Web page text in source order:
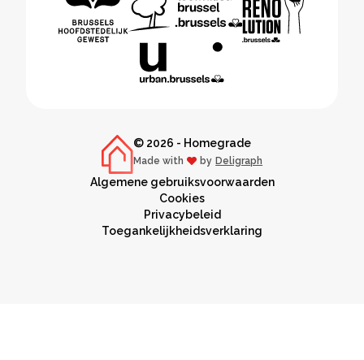
© 2026 - Homegrade
Made with love
by Deligraph
Algemene gebruiksvoorwaarden
Cookies
Privacybeleid
Toegankelijkheidsverklaring